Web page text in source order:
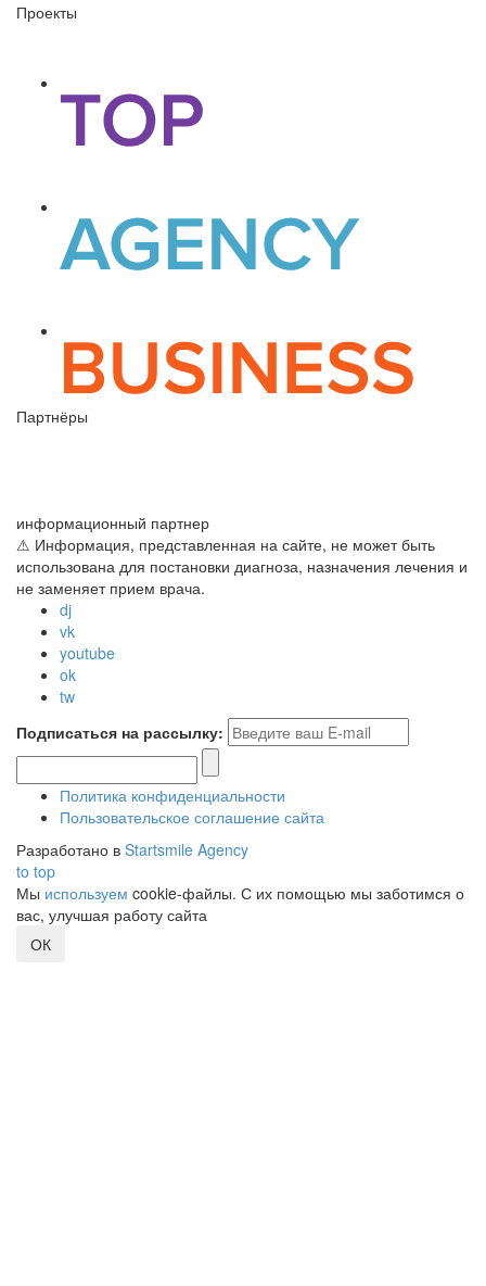
Проекты
Партнёры
информационный партнер
⚠ Информация, представленная на сайте, не может быть
использована для постановки диагноза, назначения лечения и
не заменяет прием врача.
dj
vk
youtube
ok
tw
Подписаться на рассылку:
Политика конфиденциальности
Пользовательское соглашение сайта
Разработано в Startsmile Agency
to top
Мы используем cookie-файлы. С их помощью мы заботимся о
вас, улучшая работу сайта
ОК